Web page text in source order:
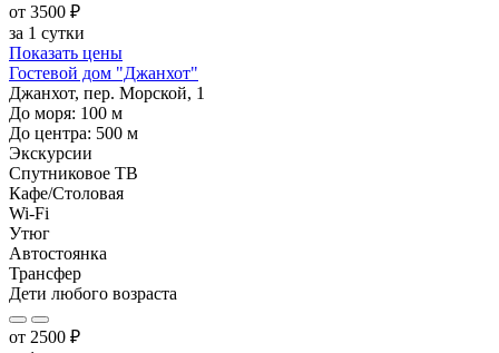
от 3500 ₽
за 1 сутки
Показать цены
Гостевой дом "Джанхот"
Джанхот, пер. Морской, 1
До моря: 100 м
До центра: 500 м
Экскурсии
Спутниковое ТВ
Кафе/Столовая
Wi-Fi
Утюг
Автостоянка
Трансфер
Дети любого возраста
от 2500 ₽